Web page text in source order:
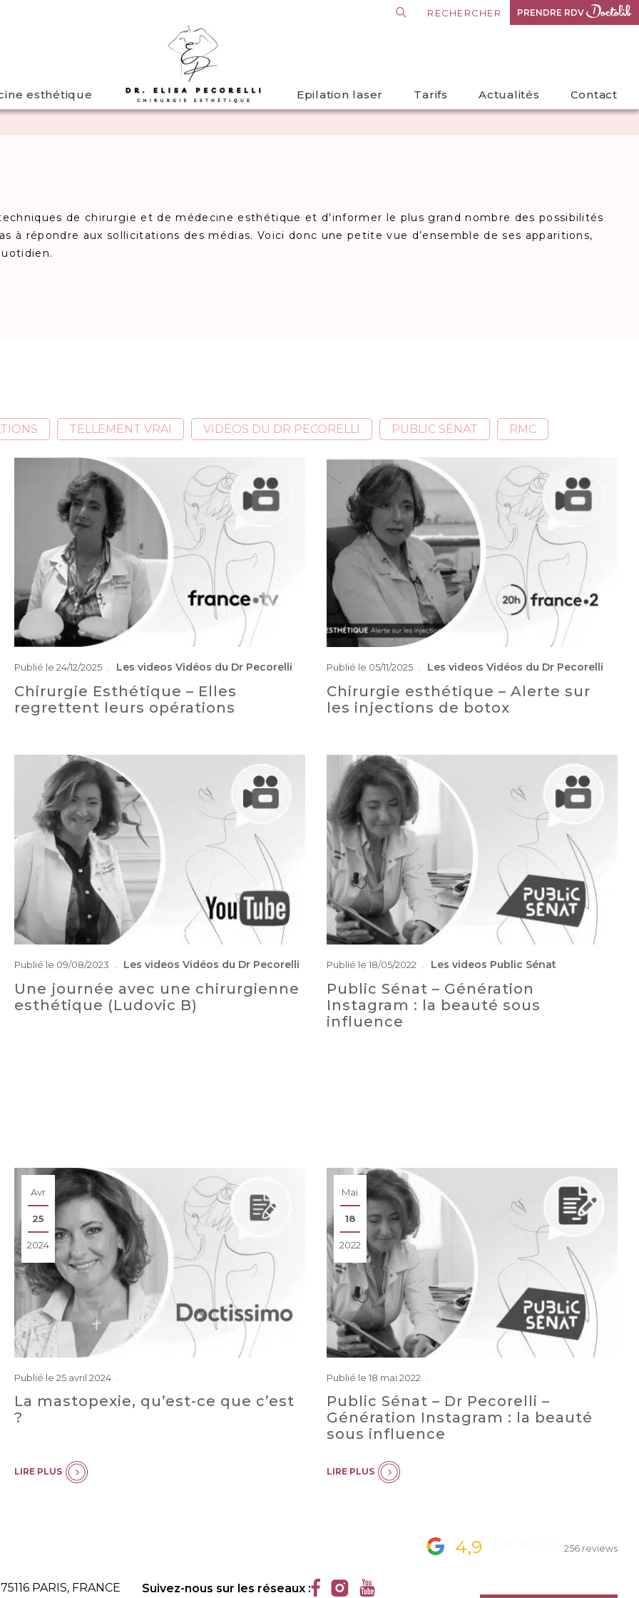
PRENDRE RDV
esthétique Epilation laser Tarifs Actualités Contact
de chirurgie et de médecine esthétique et d’informer le plus grand nombre des possibilités
à répondre aux sollicitations des médias. Voici donc une petite vue d’ensemble de ses apparitions,
TELLEMENT VRAI VIDÉOS DU DR PECORELLI PUBLIC SÉNAT RMC
Publié le 24/12/2025 Les videos Vidéos du Dr Pecorelli
Chirurgie Esthétique – Elles
regrettent leurs opérations
Publié le 05/11/2025 Les videos Vidéos du Dr Pecorelli
Chirurgie esthétique – Alerte sur
les injections de botox
Publié le 09/08/2023 Les videos Vidéos du Dr Pecorelli
Une journée avec une chirurgienne
esthétique (Ludovic B)
Publié le 18/05/2022 Les videos Public Sénat
Public Sénat – Génération
Instagram : la beauté sous
influence
Avr
25
2024
Publié le 25 avril 2024
La mastopexie, qu’est-ce que c’est
?
LIRE PLUS
Mai
18
2022
Publié le 18 mai 2022
Public Sénat – Dr Pecorelli –
Génération Instagram : la beauté
sous influence
LIRE PLUS
PARIS, FRANCE Suivez-nous sur les réseaux :
4,9 256 reviews